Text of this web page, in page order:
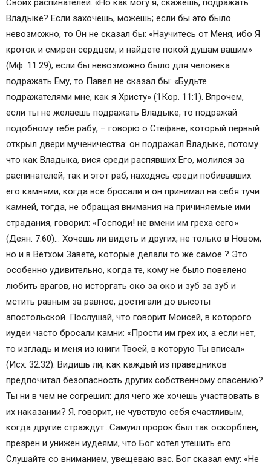
Своих распинателей. «Но как могу я, скажешь, подражать
Владыке? Если захочешь, можешь; если бы это было
невозможно, то Он не сказал бы: «Научитесь от Меня, ибо Я
кроток и смирен сердцем, и найдете покой душам вашим»
(Мф. 11:29); если бы невозможно было для человека
подражать Ему, то Павел не сказал бы: «Будьте
подражателями мне, как я Христу» (1Кор. 11:1). Впрочем,
если ты не желаешь подражать Владыке, то подражай
подобному тебе рабу, – говорю о Стефане, который первый
открыл двери мученичества: он подражал Владыке, потому
что как Владыка, вися среди распявших Его, молился за
распинателей, так и этот раб, находясь среди побивавших
его камнями, когда все бросали и он принимал на себя тучи
камней, тогда, не обращая внимания на причиняемые ими
страдания, говорил: «Господи! не вмени им греха сего»
(Деян. 7:60)… Хочешь ли видеть и других, не только в Новом,
но и в Ветхом Завете, которые делали то же самое ? Это
особенно удивительно, когда те, кому не было повелено
любить врагов, но исторгать око за око и зуб за зуб и
мстить равным за равное, достигали до высоты
апостольской. Послушай, что говорит Моисей, в которого
иудеи часто бросали камни: «Прости им грех их, а если нет,
то изгладь и меня из книги Твоей, в которую Ты вписал»
(Исх. 32:32). Видишь ли, как каждый из праведников
предпочитал безопасность других собственному спасению?
Ты ни в чем не согрешил: для чего же хочешь участвовать в
их наказании? Я, говорит, не чувствую себя счастливым,
когда другие страждут…Самуил пророк был так оскорблен,
презрен и унижен иудеями, что Бог хотел утешить его.
Слушайте со вниманием, увещеваю вас. Бог сказал ему: «Не